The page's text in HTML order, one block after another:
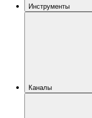
Инструменты
Каналы